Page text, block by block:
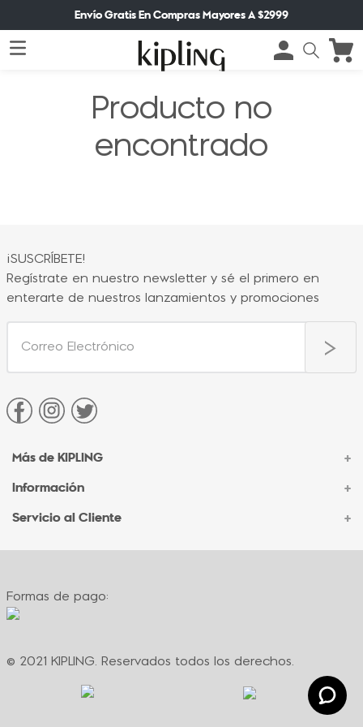
Envío Gratis En Compras Mayores A $2999
Producto no
encontrado
¡SUSCRÍBETE!
Regístrate en nuestro newsletter y sé el primero en
enterarte de nuestros lanzamientos y promociones
Más de KIPLING +
Acerca de Kipling
Sucursales
Información +
Contacto Corporativo
Formas de pago
Servicio al Cliente +
Contacto
Políticas de cambio
Términos y condiciones de promociones
Política de privacidad
Formas de pago:
© 2021 KIPLING. Reservados todos los derechos.